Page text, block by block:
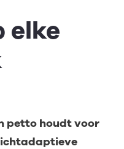
elke
petto houdt voor